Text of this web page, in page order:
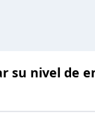
su nivel de